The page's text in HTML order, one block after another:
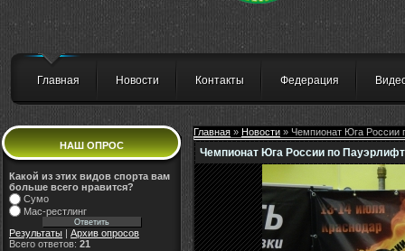
Главная Новости Контакты Федерация
НАШ ОПРОС
Какой из этих видов спорта вам
больше всего нравится?
Сумо
Мас-рестлинг
Результаты
Архив опросов
Всего ответов: 21
Главная » Новости » Чемпионат Юга России
Чемпионат Юга России по